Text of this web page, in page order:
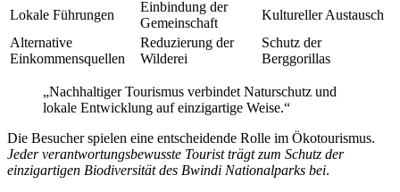
Lokale Führungen
Einbindung der
Gemeinschaft
Kultureller Austausch
Alternative
Einkommensquellen
Reduzierung der
Wilderei
Schutz der
Berggorillas
„Nachhaltiger Tourismus verbindet Naturschutz und
lokale Entwicklung auf einzigartige Weise.“
Die Besucher spielen eine entscheidende Rolle im Ökotourismus.
Jeder verantwortungsbewusste Tourist trägt zum Schutz der
einzigartigen Biodiversität des Bwindi Nationalparks bei.